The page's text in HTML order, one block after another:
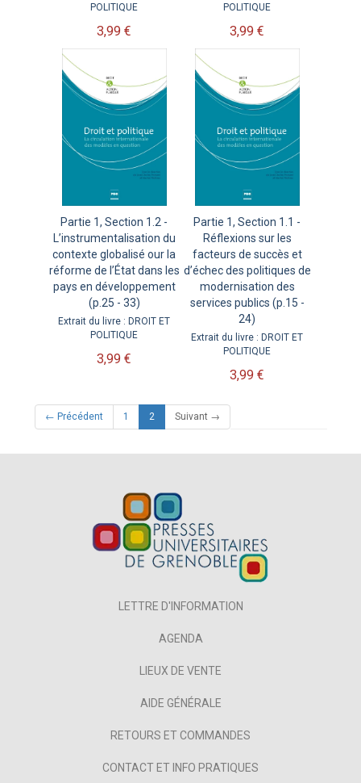
POLITIQUE
3,99 €
POLITIQUE
3,99 €
Partie 1, Section 1.2 -
L’instrumentalisation du
contexte globalisé our la
réforme de l’État dans les
pays en développement
(p.25 - 33)
Extrait du livre : DROIT ET
POLITIQUE
3,99 €
Partie 1, Section 1.1 -
Réflexions sur les
facteurs de succès et
d’échec des politiques de
modernisation des
services publics (p.15 -
24)
Extrait du livre : DROIT ET
POLITIQUE
3,99 €
← Précédent 1 2(current)Suivant →
LETTRE D'INFORMATION
AGENDA
LIEUX DE VENTE
AIDE GÉNÉRALE
RETOURS ET COMMANDES
CONTACT ET INFO PRATIQUES